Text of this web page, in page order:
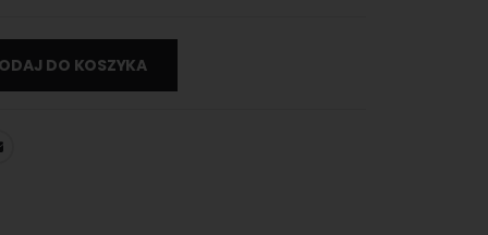
DO KOSZYKA